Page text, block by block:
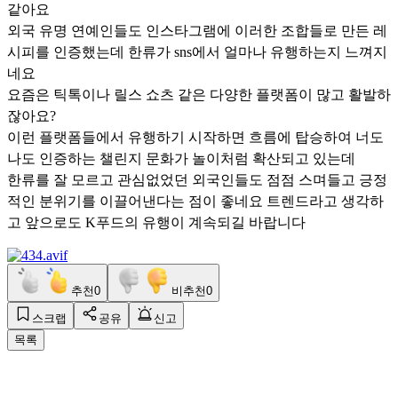
같아요
외국 유명 연예인들도 인스타그램에 이러한 조합들로 만든 레
시피를 인증했는데 한류가 sns에서 얼마나 유행하는지 느껴지
네요
요즘은 틱톡이나 릴스 쇼츠 같은 다양한 플랫폼이 많고 활발하
잖아요?
이런 플랫폼들에서 유행하기 시작하면 흐름에 탑승하여 너도
나도 인증하는 챌린지 문화가 놀이처럼 확산되고 있는데
한류를 잘 모르고 관심없었던 외국인들도 점점 스며들고 긍정
적인 분위기를 이끌어낸다는 점이 좋네요 트렌드라고 생각하
고 앞으로도 K푸드의 유행이 계속되길 바랍니다
추천0 비추천0
스크랩 공유
신고
목록